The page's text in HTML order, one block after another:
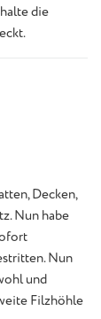
die
Decken,
Nun habe
Nun
und
Filzhöhle